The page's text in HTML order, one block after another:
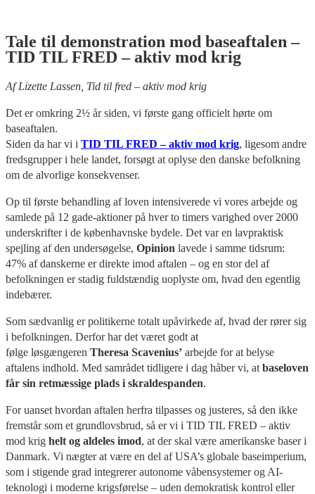
Tale til demonstration mod baseaftalen –
TID TIL FRED – aktiv mod krig
Af Lizette Lassen, Tid til fred – aktiv mod krig
Det er omkring 2½ år siden, vi første gang officielt hørte om
baseaftalen.
Siden da har vi i TID TIL FRED – aktiv mod krig, ligesom andre
fredsgrupper i hele landet, forsøgt at oplyse den danske befolkning
om de alvorlige konsekvenser.
Op til første behandling af loven intensiverede vi vores arbejde og
samlede på 12 gade-aktioner på hver to timers varighed over 2000
underskrifter i de københavnske bydele. Det var en lavpraktisk
spejling af den undersøgelse, Opinion lavede i samme tidsrum:
47% af danskerne er direkte imod aftalen – og en stor del af
befolkningen er stadig fuldstændig uoplyste om, hvad den egentlig
indebærer.
Som sædvanlig er politikerne totalt upåvirkede af, hvad der rører sig
i befolkningen. Derfor har det været godt at
følge løsgængeren Theresa Scavenius’ arbejde for at belyse
aftalens indhold. Med samrådet tidligere i dag håber vi, at baseloven
får sin retmæssige plads i skraldespanden.
For uanset hvordan aftalen herfra tilpasses og justeres, så den ikke
fremstår som et grundlovsbrud, så er vi i TID TIL FRED – aktiv
mod krig helt og aldeles imod, at der skal være amerikanske baser i
Danmark. Vi nægter at være en del af USA’s globale baseimperium,
som i stigende grad integrerer autonome våbensystemer og AI-
teknologi i moderne krigsførelse – uden demokratisk kontrol eller